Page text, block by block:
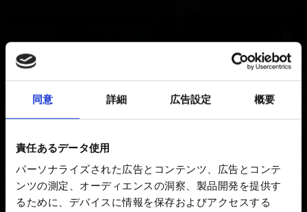
同意 詳細 広告設定 概要
責任あるデータ使用
パーソナライズされた広告とコンテンツ、広告とコンテ
ンツの測定、オーディエンスの洞察、製品開発を提供す
るために、デバイスに情報を保存およびアクセスする
推奨されるmicro SDカード
新着 6年前 更新 7ヶ月前
は、速度クラスA1とV30のマイクロSDカードをお勧め致
します。